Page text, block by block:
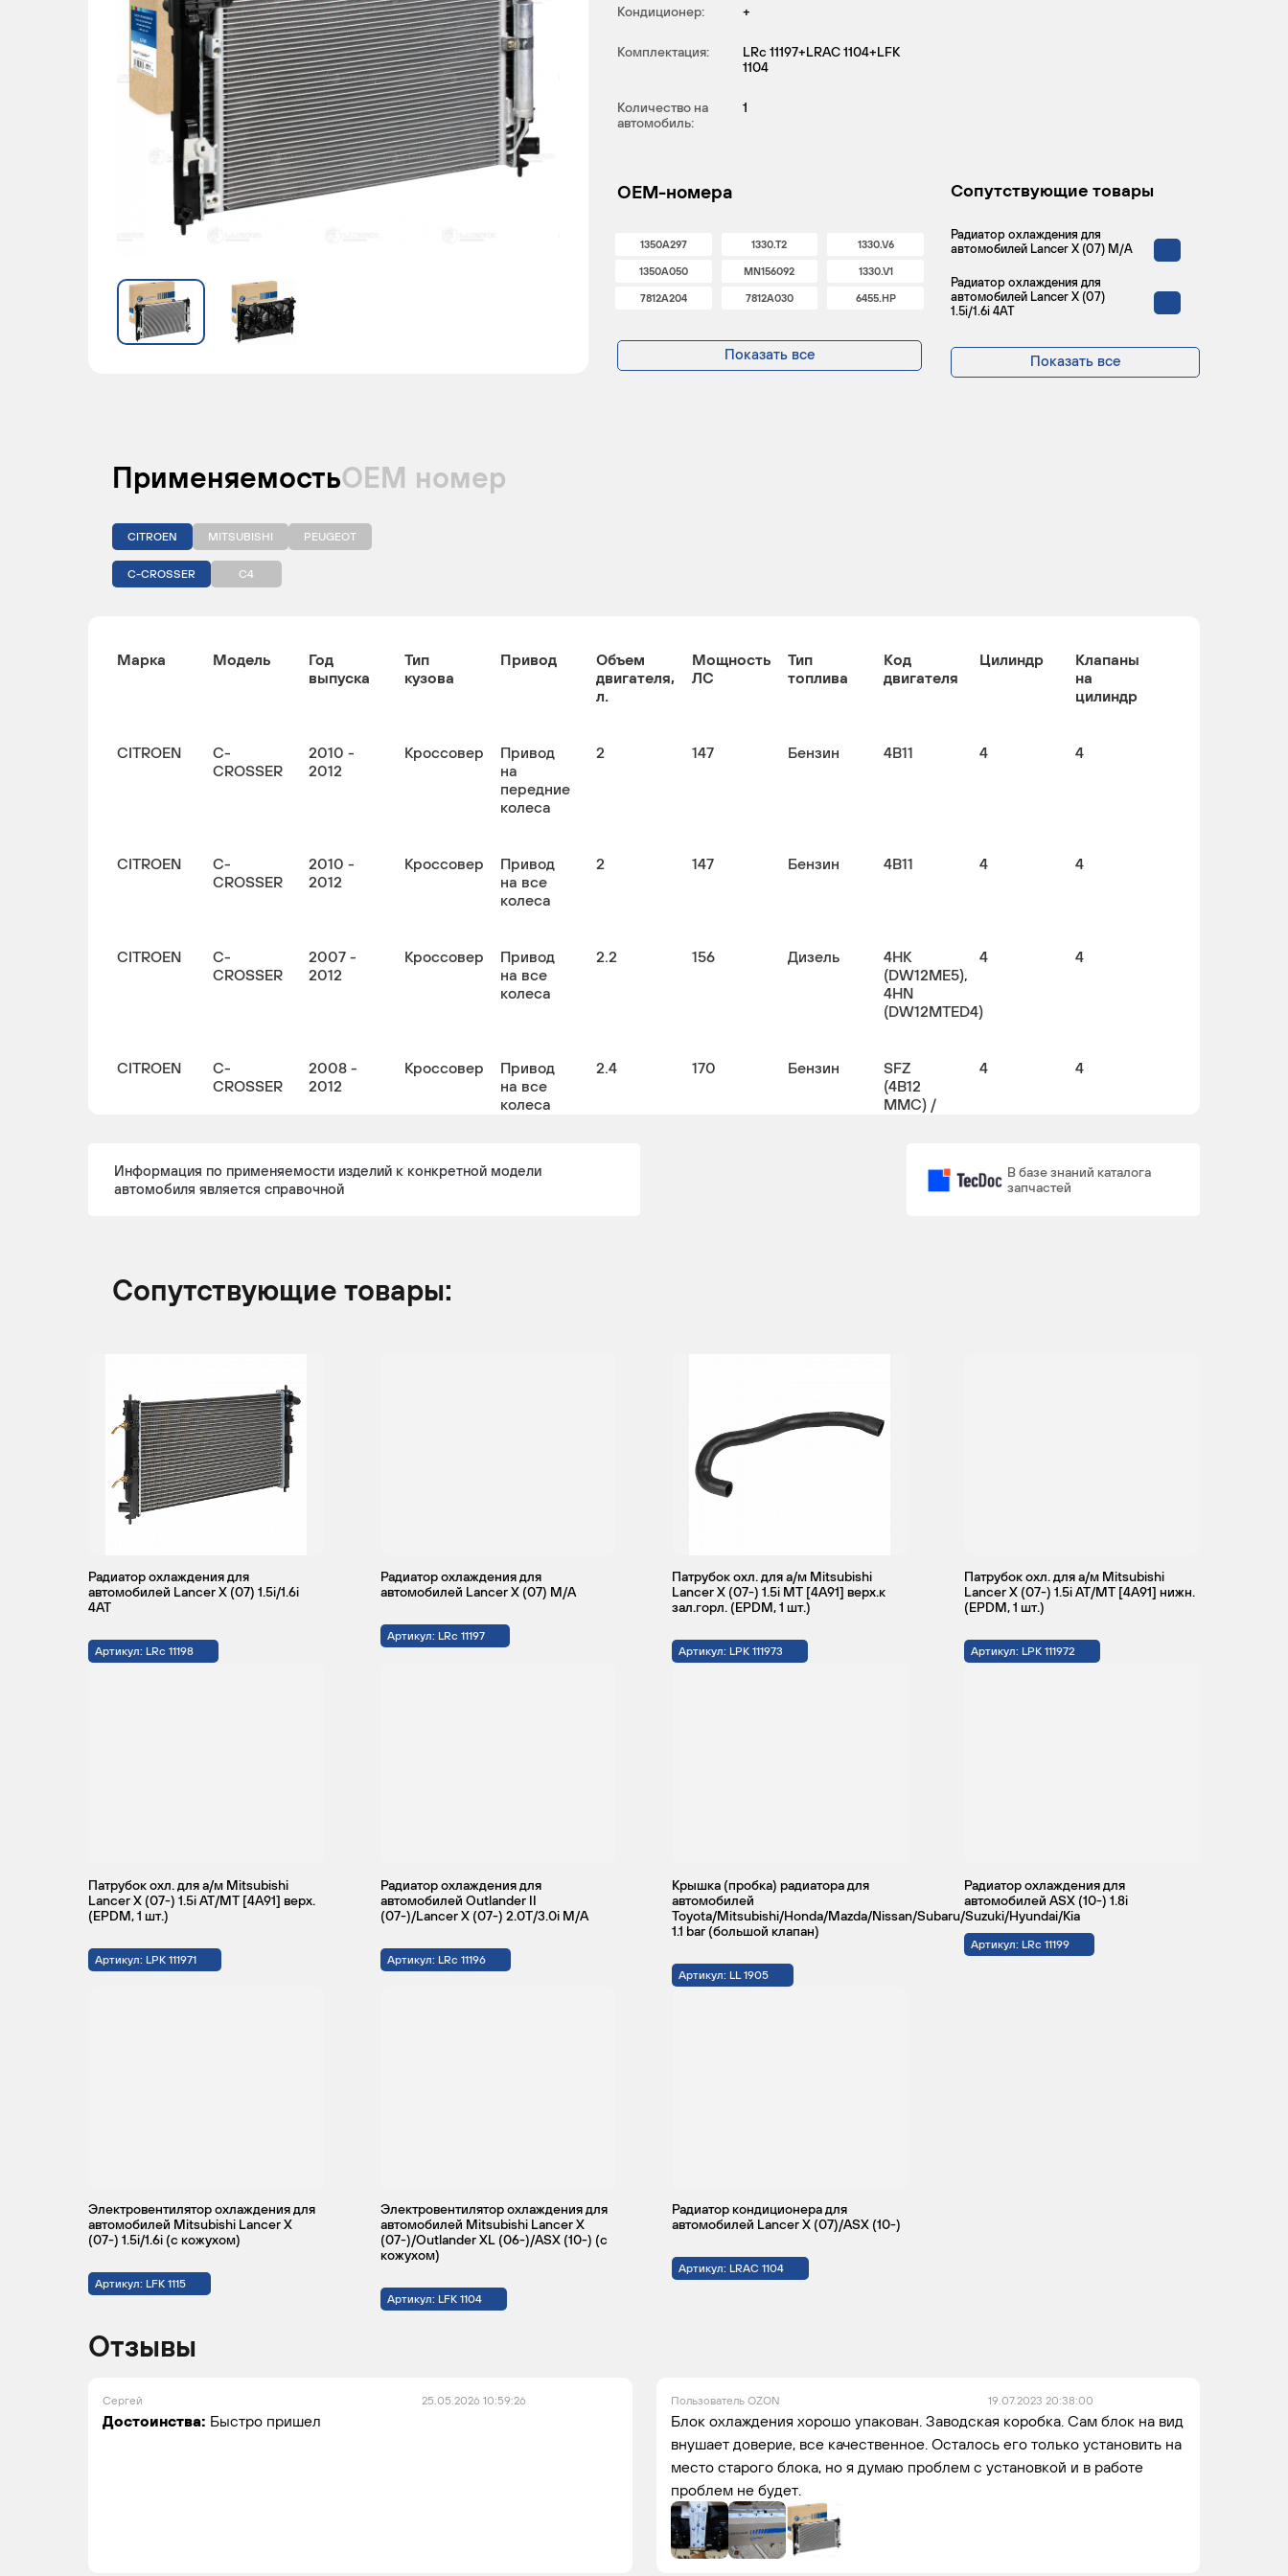
Кондиционер: +
Комплектация:
LRc 11197+LRAC 1104+LFK
1104
Количество на
автомобиль:
1
OEM-номера
1350A297 1330.T2 1330.V6
1350A050 MN156092 1330.V1
7812A204 7812A030 6455.HP
Показать все
Сопутствующие товары
Радиатор охлаждения для
автомобилей Lancer X (07) M/A
Радиатор охлаждения для
автомобилей Lancer X (07)
1.5i/1.6i 4AT
Показать все
ПрименяемостьОЕМ номер
CITROEN MITSUBISHI PEUGEOT
C-CROSSER C4
Марка Модель
Год
выпуска
Тип
кузова
Привод
Объем
двигателя,
л.
Мощность
ЛС
Тип
топлива
Код
двигателя
Цилиндр
Клапаны
на
цилиндр
CITROEN
C-
CROSSER
2010 -
2012
Кроссовер
Привод
на
передние
колеса
2 147 Бензин 4B11 4 4
CITROEN
C-
CROSSER
2010 -
2012
Кроссовер
Привод
на все
колеса
2 147 Бензин 4B11 4 4
CITROEN
C-
CROSSER
2007 -
2012
Кроссовер
Привод
на все
колеса
2.2 156 Дизель
4HK
(DW12ME5),
4HN
(DW12MTED4)
4 4
CITROEN
C-
CROSSER
2008 -
2012
Кроссовер
Привод
на все
колеса
2.4 170 Бензин
SFZ
(4B12
MMC) /
4 4
Информация по применяемости изделий к конкретной модели
автомобиля является справочной
В базе знаний каталога
запчастей
Сопутствующие товары:
Радиатор охлаждения для
автомобилей Lancer X (07) 1.5i/1.6i
4AT
Артикул: LRc 11198
Радиатор охлаждения для
автомобилей Lancer X (07) M/A
Артикул: LRc 11197
Патрубок охл. для а/м Mitsubishi
Lancer X (07-) 1.5i МТ [4A91] верх.к
зал.горл. (EPDM, 1 шт.)
Артикул: LPK 111973
Патрубок охл. для а/м Mitsubishi
Lancer X (07-) 1.5i АТ/МТ [4A91] нижн.
(EPDM, 1 шт.)
Артикул: LPK 111972
Патрубок охл. для а/м Mitsubishi
Lancer X (07-) 1.5i АТ/МТ [4A91] верх.
(EPDM, 1 шт.)
Артикул: LPK 111971
Радиатор охлаждения для
автомобилей Outlander II
(07-)/Lancer X (07-) 2.0T/3.0i M/A
Артикул: LRc 11196
Крышка (пробка) радиатора для
автомобилей
Toyota/Mitsubishi/Honda/Mazda/Nissan/Subaru/Suzuki/Hyundai/Kia
1.1 bar (большой клапан)
Артикул: LL 1905
Радиатор охлаждения для
автомобилей ASX (10-) 1.8i
Артикул: LRc 11199
Электровентилятор охлаждения для
автомобилей Mitsubishi Lancer X
(07-) 1.5i/1.6i (с кожухом)
Артикул: LFK 1115
Электровентилятор охлаждения для
автомобилей Mitsubishi Lancer X
(07-)/Outlander XL (06-)/ASX (10-) (с
кожухом)
Артикул: LFK 1104
Радиатор кондиционера для
автомобилей Lancer X (07)/ASX (10-)
Артикул: LRAC 1104
Отзывы
Сергей 25.05.2026 10:59:26
Достоинства: Быстро пришел
Пользователь OZON 19.07.2023 20:38:00
Блок охлаждения хорошо упакован. Заводская коробка. Сам блок на вид
внушает доверие, все качественное. Осталось его только установить на
место старого блока, но я думаю проблем с установкой и в работе
проблем не будет.